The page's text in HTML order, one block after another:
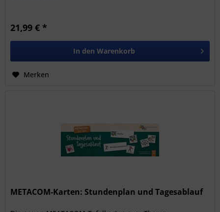
21,99 € *
In den Warenkorb
Merken
METACOM-Karten: Stundenplan​ und Tagesablauf